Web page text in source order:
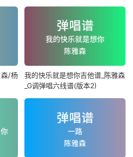
/杨
我的快乐就是想你吉他谱_陈雅森
_G调弹唱六线谱(版本2)